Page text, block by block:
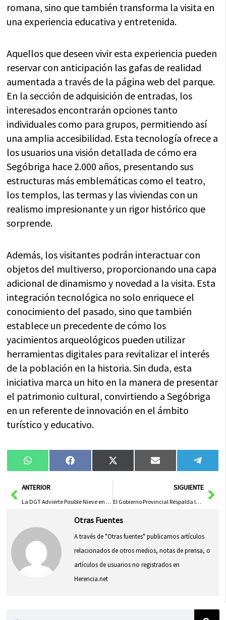
romana, sino que también transforma la visita en
una experiencia educativa y entretenida.
Aquellos que deseen vivir esta experiencia pueden
reservar con anticipación las gafas de realidad
aumentada a través de la página web del parque.
En la sección de adquisición de entradas, los
interesados encontrarán opciones tanto
individuales como para grupos, permitiendo así
una amplia accesibilidad. Esta tecnología ofrece a
los usuarios una visión detallada de cómo era
Segóbriga hace 2.000 años, presentando sus
estructuras más emblemáticas como el teatro,
los templos, las termas y las viviendas con un
realismo impresionante y un rigor histórico que
sorprende.
Además, los visitantes podrán interactuar con
objetos del multiverso, proporcionando una capa
adicional de dinamismo y novedad a la visita. Esta
integración tecnológica no solo enriquece el
conocimiento del pasado, sino que también
establece un precedente de cómo los
yacimientos arqueológicos pueden utilizar
herramientas digitales para revitalizar el interés
de la población en la historia. Sin duda, esta
iniciativa marca un hito en la manera de presentar
el patrimonio cultural, convirtiendo a Segóbriga
en un referente de innovación en el ámbito
turístico y educativo.
Compartir
en
WhatsAppCompartir
en
FacebookCompartir
en
X
(Twitter)
Compartir
en
Email
en
AntANTERIOR
La DGT Advierte Posible Nieve en la A-2 en Guadalajara: Precaución al Conducir
SIGUIENTE
El Gobierno Provincial Respalda la Celebración del Espíritu Carnavalero de Tarazona de la Mancha
Otras Fuentes
A través de "Otras fuentes" publicamos artículos
relacionados de otros medios, notas de prensa, o
artículos de usuarios no registrados en
Herencia.net